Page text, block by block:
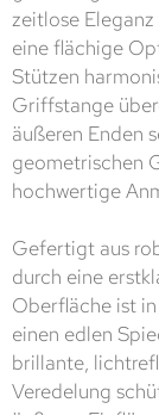
zeitlose
eine flächige
Stützen
Griffstange
äußeren Enden
geometrischen
hochwertige
Gefertigt aus
durch eine
Oberfläche ist
einen edlen
brillante,
Veredelung